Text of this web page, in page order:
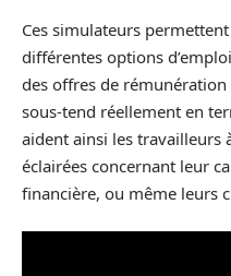
Ces simulateurs
différentes options
des offres de rémunération
sous-tend réellement en
aident ainsi les travailleurs
éclairées concernant leur
financière, ou même leurs